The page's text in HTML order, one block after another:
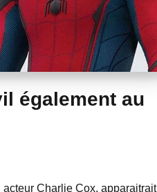
également au
Charlie Cox, apparaitrait